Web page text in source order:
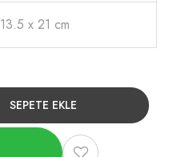
13.5 x 21 cm
SEPETE EKLE